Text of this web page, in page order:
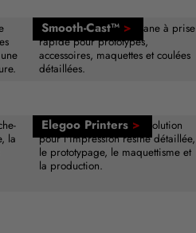
Smooth-Cast™ >
Résine de coulée uréthane à prise
rapide pour prototypes,
accessoires, maquettes et coulées
détaillées.
la
Elegoo Printers >
Imprimante 3D haute résolution
pour l'impression résine détaillée,
le prototypage, le maquettisme et
la production.